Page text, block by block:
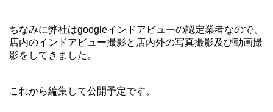
ちなみに弊社はgoogleインドアビューの認定業者なので、
店内のインドアビュー撮影と店内外の写真撮影及び動画撮
影をしてきました。
これから編集して公開予定です。